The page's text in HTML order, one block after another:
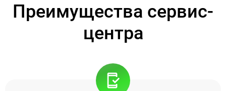
Преимущества сервис-
центра